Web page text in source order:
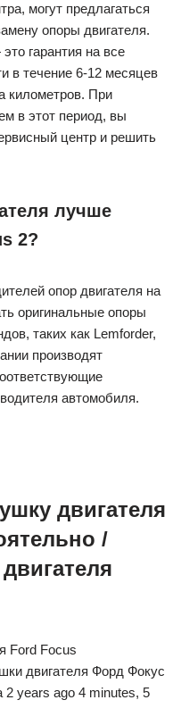
могут предлагаться
опоры двигателя.
гарантия на все
в течение 6-12 месяцев
километров. При
в этот период, вы
центр и решить
лучше
2?
опор двигателя на
оригинальные опоры
таких как Lemforder,
производят
автомобиля.
двигателя
/
Ford Focus
двигателя Форд Фокус
years ago 4 minutes, 5